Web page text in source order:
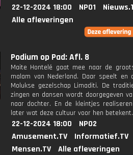
22-12-2024 18:00 NPO1
Alle afleveringen
Podium op Pad: Afl. 8
Maite Hontelé gaat mee naar de
malam van Nederland. Daar speelt en
Molukse gezelschap Limaditi. De
zingen en dansen wordt doorgegeven
naar dochter. En de kleintjes
later wat deze cultuur voor hen betekent.
22-12-2024 18:00
NPO2
Amusement.TV
Informatief.TV
Mensen.TV
Alle afleveringen